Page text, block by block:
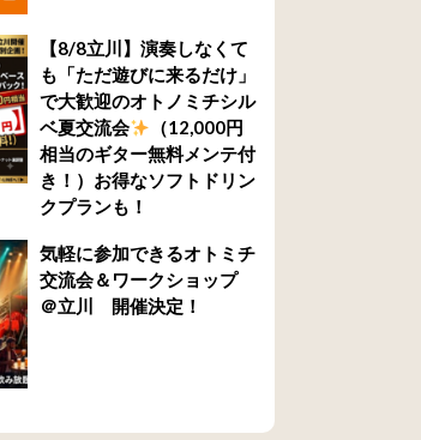
【8/8立川】演奏しなくて
も「ただ遊びに来るだけ」
で大歓迎のオトノミチシル
ベ夏交流会
（12,000円
相当のギター無料メンテ付
き！）お得なソフトドリン
クプランも！
気軽に参加できるオトミチ
交流会＆ワークショップ
＠立川 開催決定！